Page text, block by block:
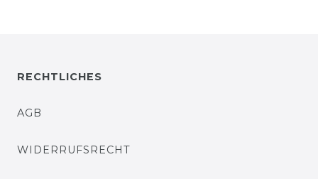
RECHTLICHES
AGB
WIDERRUFSRECHT